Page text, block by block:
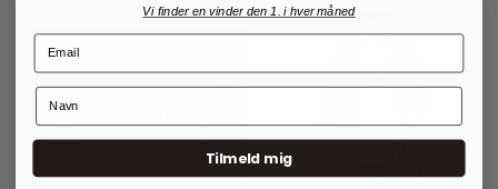
Vi finder en vinder den 1. i hver måned
Tilmeld mig